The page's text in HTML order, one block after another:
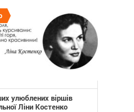
улюблених віршів
Ліни Костенко